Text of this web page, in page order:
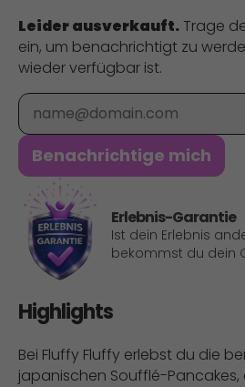
Leider ausverkauft. Trage
ein, um benachrichtigt zu
wieder verfügbar ist.
E-Mail
Benachrichtige mich
Erlebnis-Garantie
Ist dein Erlebnis
bekommst du dein
Highlights
Bei Fluffy Fluffy erlebst du die
japanischen Soufflé-Pancakes,